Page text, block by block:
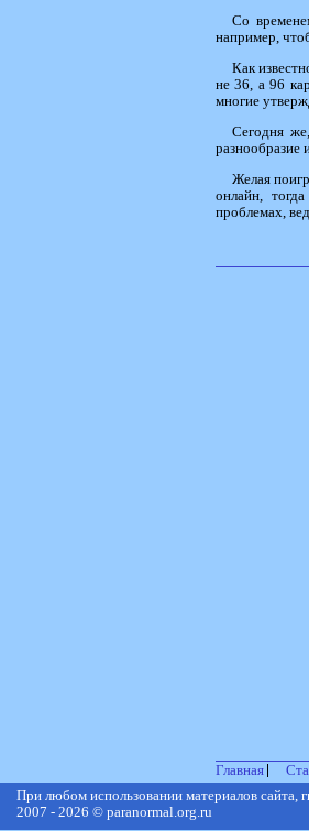
Со
например,
Как
не 36, а 96
многие
Сегодня
разнообразие
Желая
онлайн,
проблемах,
Главная
При любом использовании материалов сайта,
2007 - 2026 © paranormal.org.ru